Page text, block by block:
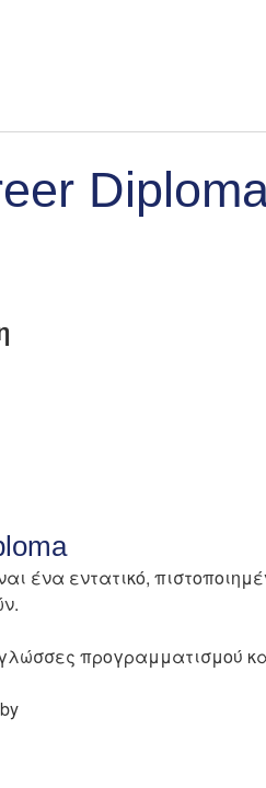
ένα εντατικό,
γλώσσες προγραμματισμού